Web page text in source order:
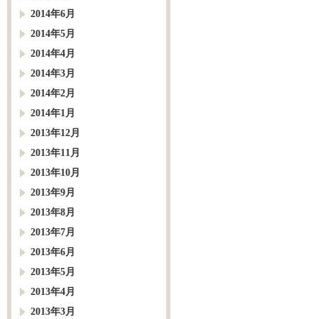
2014年6月
2014年5月
2014年4月
2014年3月
2014年2月
2014年1月
2013年12月
2013年11月
2013年10月
2013年9月
2013年8月
2013年7月
2013年6月
2013年5月
2013年4月
2013年3月